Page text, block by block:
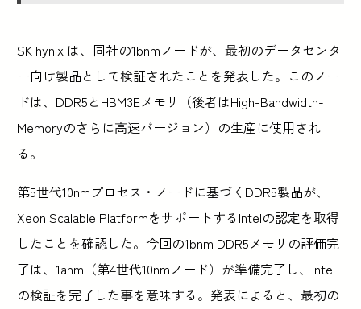
SK hynix は、同社の1bnmノードが、最初のデータセンタ
ー向け製品として検証されたことを発表した。このノー
ドは、DDR5とHBM3Eメモリ（後者はHigh-Bandwidth-
Memoryのさらに高速バージョン）の生産に使用され
る。
第5世代10nmプロセス・ノードに基づくDDR5製品が、
Xeon Scalable PlatformをサポートするIntelの認定を取得
したことを確認した。今回の1bnm DDR5メモリの評価完
了は、1anm（第4世代10nmノード）が準備完了し、Intel
の検証を完了した事を意味する。発表によると、最初の